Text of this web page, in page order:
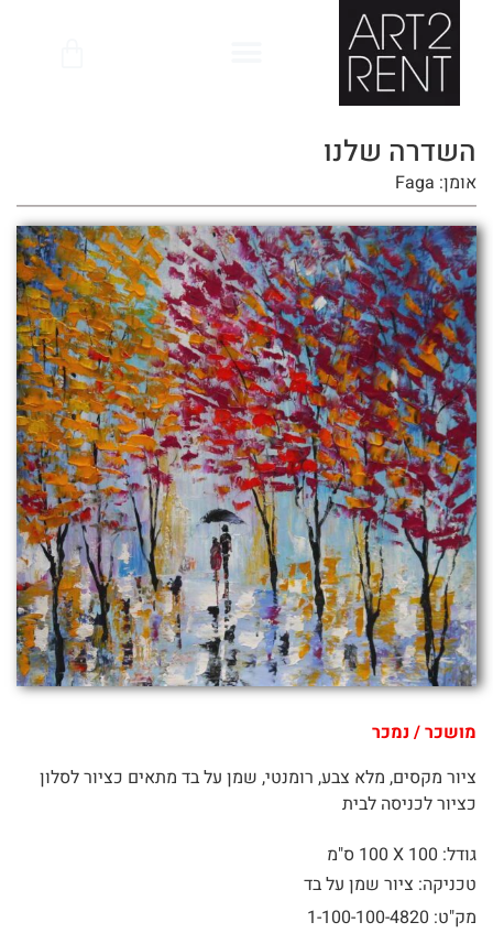
השדרה שלנו
אומן: Faga
מושכר / נמכר
ציור מקסים, מלא צבע, רומנטי, שמן על בד מתאים כציור לסלון
כציור לכניסה לבית
גודל: 100 X
100 ס"מ
טכניקה: ציור שמן על בד
מק"ט: 1-100-100-4820